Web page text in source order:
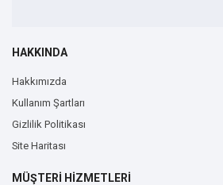
HAKKINDA
Hakkımızda
Kullanım Şartları
Gizlilik Politikası
Site Haritası
MÜŞTERİ HİZMETLERİ